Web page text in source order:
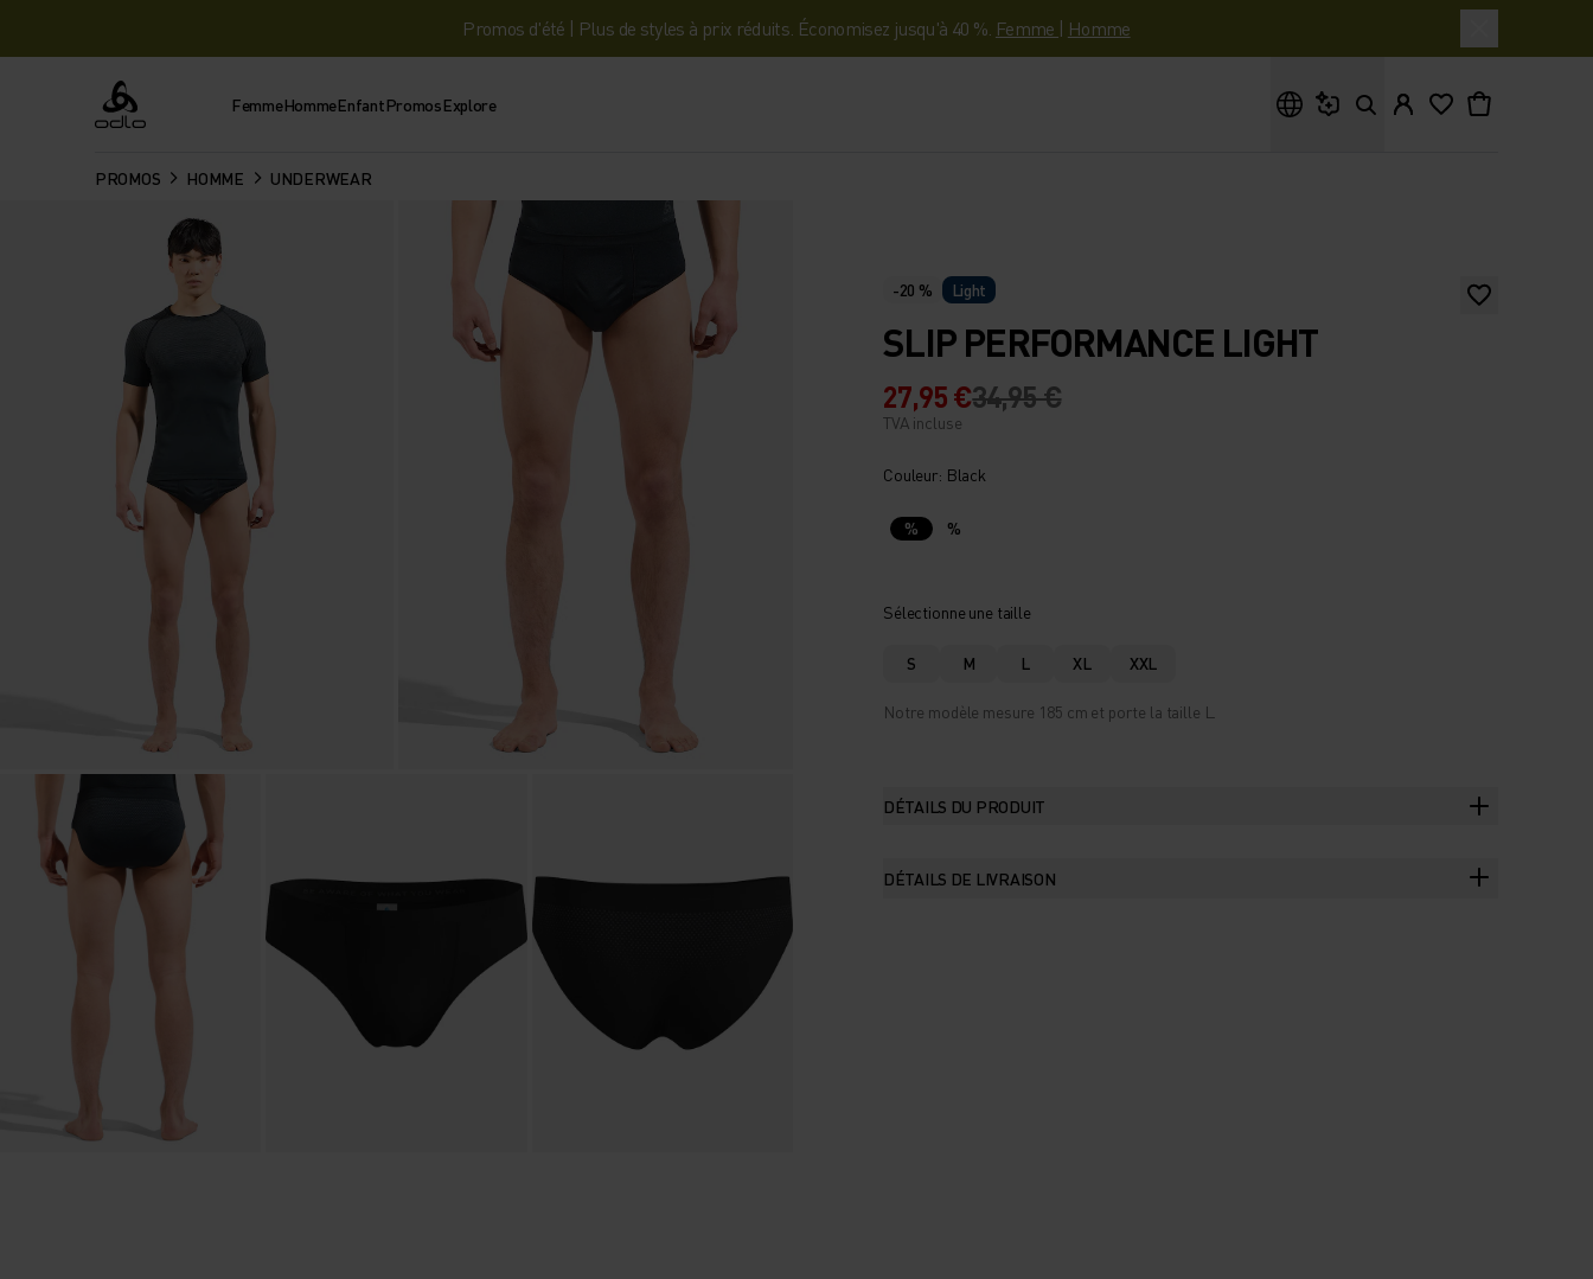
Promos d'été | Plus de styles à prix réduits. Économisez jusqu'à 40 %. Femme | Homme
Odlo FemmeHommeEnfantPromosExplore
PROMOS HOMME UNDERWEAR
-20 % Light
SLIP PERFORMANCE LIGHT
27,95 €34,95 €
TVA incluse
Couleur: Black
% %
Sélectionne une taille
S M L XL XXL
Notre modèle mesure 185 cm et porte la taille L.
DÉTAILS DU PRODUIT
DÉTAILS DE LIVRAISON